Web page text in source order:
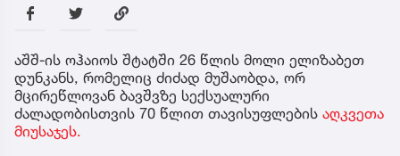
აშშ-ის ოჰაიოს შტატში 26 წლის მოლი ელიზაბეთ
დუნკანს, რომელიც ძიძად მუშაობდა, ორ
მცირეწლოვან ბავშვზე სექსუალური
ძალადობისთვის 70 წლით თავისუფლების აღკვეთა
მიუსაჯეს.